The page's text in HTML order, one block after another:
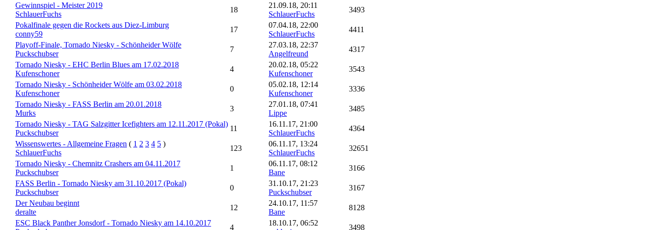
Gewinnspiel - Meister 2019
SchlauerFuchs
18
21.09.18, 20:11
SchlauerFuchs
3493
Pokalfinale gegen die Rockets aus Diez-Limburg
conny59
17
07.04.18, 22:00
SchlauerFuchs
4411
Playoff-Finale, Tornado Niesky - Schönheider Wölfe
Puckschubser
7
27.03.18, 22:37
Angelfreund
4317
Tornado Niesky - EHC Berlin Blues am 17.02.2018
Kufenschoner
4
20.02.18, 05:22
Kufenschoner
3543
Tornado Niesky - Schönheider Wölfe am 03.02.2018
Kufenschoner
0
05.02.18, 12:14
Kufenschoner
3336
Tornado Niesky - FASS Berlin am 20.01.2018
Murks
3
27.01.18, 07:41
Lippe
3485
Tornado Niesky - TAG Salzgitter Icefighters am 12.11.2017 (Pokal)
Puckschubser
11
16.11.17, 21:00
SchlauerFuchs
4364
Wissenswertes - Allgemeine Fragen ( 1 2 3 4 5 )
SchlauerFuchs
123
06.11.17, 13:24
SchlauerFuchs
32651
Tornado Niesky - Chemnitz Crashers am 04.11.2017
Puckschubser
1
06.11.17, 08:12
Bane
3166
FASS Berlin - Tornado Niesky am 31.10.2017 (Pokal)
Puckschubser
0
31.10.17, 21:23
Puckschubser
3167
Der Neubau beginnt
deralte
12
24.10.17, 11:57
Bane
8128
ESC Black Panther Jonsdorf - Tornado Niesky am 14.10.2017
4
18.10.17, 06:52
3498